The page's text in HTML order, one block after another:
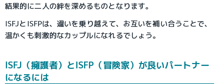
結果的に二人の絆を深めるものとなります。
ISFJとISFPは、違いを乗り越えて、お互いを補い合うことで、
温かくも刺激的なカップルになれるでしょう。
ISFJ（擁護者）とISFP（冒険家）が良いパートナー
になるには